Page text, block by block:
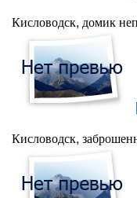
Кисловодск, домик
Кисловодск,